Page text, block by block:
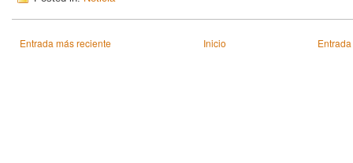
Entrada más reciente Inicio